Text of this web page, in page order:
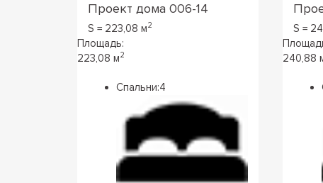
Проект дома 006-14
S = 223,08 м2
Площадь:
223,08 м2
Спальни:4
S =
240,88